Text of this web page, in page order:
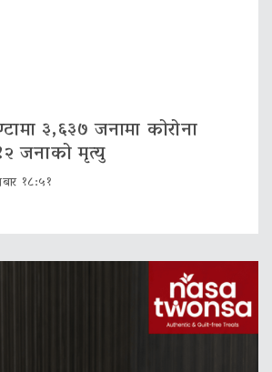
३,६३७ जनामा कोरोना
जनाको मृत्‍यु
१८:५१